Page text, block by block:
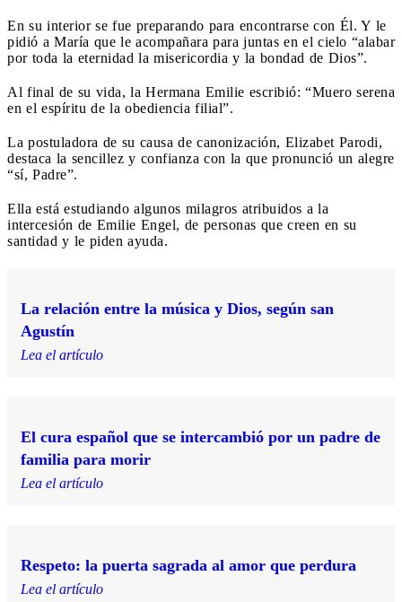
En su interior se fue preparando para encontrarse con Él. Y le
pidió a María que le acompañara para juntas en el cielo “alabar
por toda la eternidad la misericordia y la bondad de Dios”.
Al final de su vida, la Hermana Emilie escribió: “Muero serena
en el espíritu de la obediencia filial”.
La postuladora de su causa de canonización, Elizabet Parodi,
destaca la sencillez y confianza con la que pronunció un alegre
“sí, Padre”.
Ella está estudiando algunos milagros atribuidos a la
intercesión de Emilie Engel, de personas que creen en su
santidad y le piden ayuda.
La relación entre la música y Dios, según san
Agustín
Lea el artículo
El cura español que se intercambió por un padre de
familia para morir
Lea el artículo
Respeto: la puerta sagrada al amor que perdura
Lea el artículo